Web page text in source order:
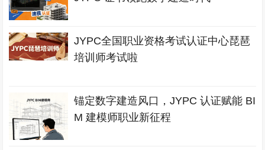
JYPC全国职业资格考试认证中心琵琶
培训师考试啦
锚定数字建造风口，JYPC 认证赋能 BI
M 建模师职业新征程